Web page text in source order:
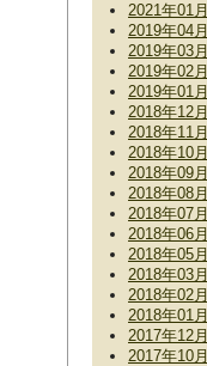
2021年01月
2019年04月
2019年03月
2019年02月
2019年01月
2018年12月
2018年11月
2018年10月
2018年09月
2018年08月
2018年07月
2018年06月
2018年05月
2018年03月
2018年02月
2018年01月
2017年12月
2017年10月